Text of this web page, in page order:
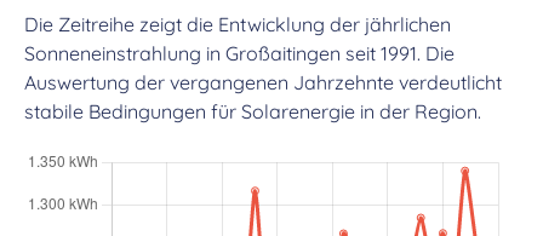
Die Zeitreihe zeigt die Entwicklung der jährlichen
Sonneneinstrahlung in Großaitingen seit 1991. Die
Auswertung der vergangenen Jahrzehnte verdeutlicht
stabile Bedingungen für Solarenergie in der Region.